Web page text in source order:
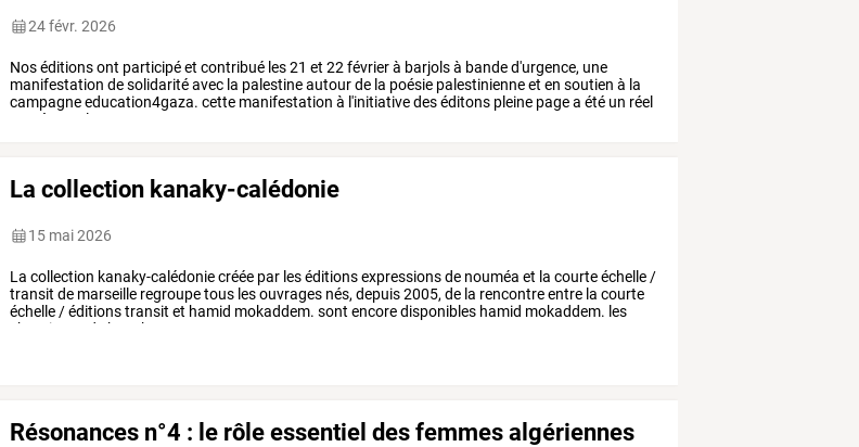
24 févr. 2026
Noséditionsont participéet contribué les21 et 22févrierà barjolsà banded'urgence, une
manifestation desolidaritéavec la palestineautourde la poésie palestinienneet en soutien à la
campagneeducation4gaza. cette manifestation à l'initiativedeséditons pleine pagea été un réel
succès
la
La collection kanaky-calédonie
15 mai 2026
La collection kanaky-calédoniecréée par leséditionsexpressionsde nouméa et la courteéchelle /
transit de marseille regroupetous lesouvrages nés, depuis2005, de la rencontreentre la courte
échelle /éditionstransit et hamid mokaddem. sont encoredisponibles hamid mokaddem. les
chroniques
de kanaky
Résonances n°4 : le rôle essentiel des femmes algériennes